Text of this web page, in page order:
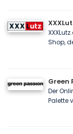
Shop,
Green
Der
Palette